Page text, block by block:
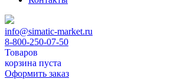
info@simatic-market.ru
8-800-250-07-50
Товаров
корзина пуста
Оформить заказ